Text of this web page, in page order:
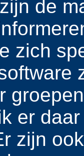
de
zich
er
zijn